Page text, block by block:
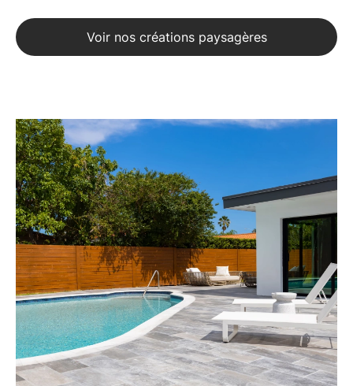
Voir nos créations paysagères